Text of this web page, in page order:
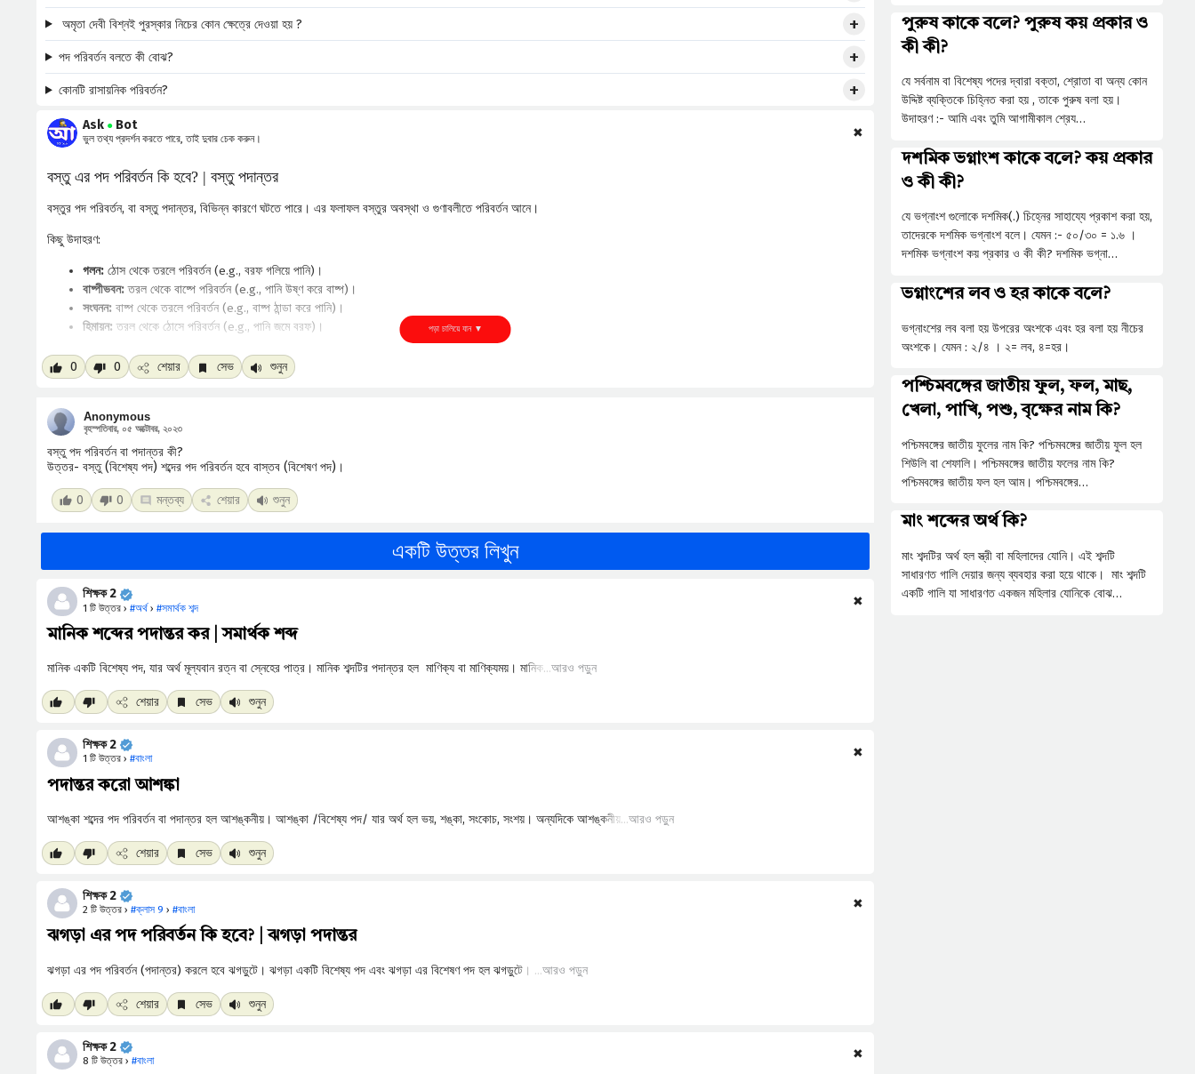
অমৃতা দেবী বিশ্নই পুরস্কার নিচের কোন ক্ষেত্রে দেওয়া হয় ?
পদ পরিবর্তন বলতে কী বোঝ?
কোনটি রাসায়নিক পরিবর্তন?
Ask ●Bot
ভুল তথ্য প্রদর্শন করতে পারে, তাই দুবার চেক করুন। ✖
বস্তু এর পদ পরিবর্তন কি হবে? | বস্তু পদান্তর
বস্তুর পদ পরিবর্তন, বা বস্তু পদান্তর, বিভিন্ন কারণে ঘটতে পারে। এর ফলাফল বস্তুর অবস্থা ও গুণাবলীতে পরিবর্তন আনে।
কিছু উদাহরণ:
গলন: ঠোস থেকে তরলে পরিবর্তন (e.g., বরফ গলিয়ে পানি)।
বাষ্পীভবন:তরল থেকে বাষ্পে পরিবর্তন (e.g., পানি উষ্ণ করে বাষ্প)।
সংঘনন: বাষ্প থেকে তরলে পরিবর্তন (e.g., বাষ্প ঠান্ডা করে পানি)।
হিমায়ন: তরল থেকে ঠোসে পরিবর্তন (e.g., পানি জমে বরফ)।
এই পরিবর্তনগুলি তাপমাত্রা, চাপ ইত্যাদির উপর নির্ভর করে।
0 0 শেয়ার সেভ শুনুন
Anonymous
বৃহস্পতিবার, ০৫ অক্টোবর, ২০২৩
বস্তু পদ পরিবর্তন বা পদান্তর কী?
উত্তর- বস্তু (বিশেষ্য পদ) শব্দের পদ পরিবর্তন হবে বাস্তব (বিশেষণ পদ)।
0 0 মন্তব্য শেয়ার শুনুন
একটি উত্তর লিখুন
শিক্ষক 2
1 টি উত্তর › #অর্থ› #সমার্থক শব্দ ✖
মানিক শব্দের পদান্তর কর | সমার্থক শব্দ
আরও পড়ুন
শেয়ার সেভ শুনুন
শিক্ষক 2
1 টি উত্তর › #বাংলা ✖
পদান্তর করো আশঙ্কা
আরও পড়ুন
শেয়ার সেভ শুনুন
শিক্ষক 2
2 টি উত্তর › #ক্লাস 9 › #বাংলা ✖
ঝগড়া এর পদ পরিবর্তন কি হবে? | ঝগড়া পদান্তর
আরও পড়ুন
শেয়ার সেভ শুনুন
শিক্ষক 2
8 টি উত্তর › #বাংলা ✖
পুরুষ কাকে বলে? পুরুষ কয় প্রকার ও
কী কী?
যে সর্বনাম বা বিশেষ্য পদের দ্বারা বক্তা, শ্রোতা বা অন্য কোন
উদ্দিষ্ট ব্যক্তিকে চিহ্নিত করা হয় , তাকে পুরুষ বলা হয়।
উদাহরণ :- আমি এবং তুমি আগামীকাল শ্রেয…
দশমিক ভগ্নাংশ কাকে বলে? কয় প্রকার
ও কী কী?
যে ভগ্নাংশ গুলোকে দশমিক(.) চিহ্নের সাহায্যে প্রকাশ করা হয়,
তাদেরকে দশমিক ভগ্নাংশ বলে। যেমন :- ৫০/৩০ = ১.৬ ।
দশমিক ভগ্নাংশ কয় প্রকার ও কী কী? দশমিক ভগ্না…
ভগ্নাংশের লব ও হর কাকে বলে?
ভগ্নাংশের লব বলা হয় উপরের অংশকে এবং হর বলা হয় নীচের
অংশকে। যেমন : ২/৪ । ২= লব, ৪=হর।
পশ্চিমবঙ্গের জাতীয় ফুল, ফল, মাছ,
খেলা, পাখি, পশু, বৃক্ষের নাম কি?
পশ্চিমবঙ্গের জাতীয় ফুলের নাম কি? পশ্চিমবঙ্গের জাতীয় ফুল হল
শিউলি বা শেফালি। পশ্চিমবঙ্গের জাতীয় ফলের নাম কি?
পশ্চিমবঙ্গের জাতীয় ফল হল আম। পশ্চিমবঙ্গের…
মাং শব্দের অর্থ কি?
মাং শব্দটির অর্থ হল স্ত্রী বা মহিলাদের যোনি। এই শব্দটি
সাধারণত গালি দেয়ার জন্য ব্যবহার করা হয়ে থাকে। মাং শব্দটি
একটি গালি যা সাধারণত একজন মহিলার যোনিকে বোঝ…